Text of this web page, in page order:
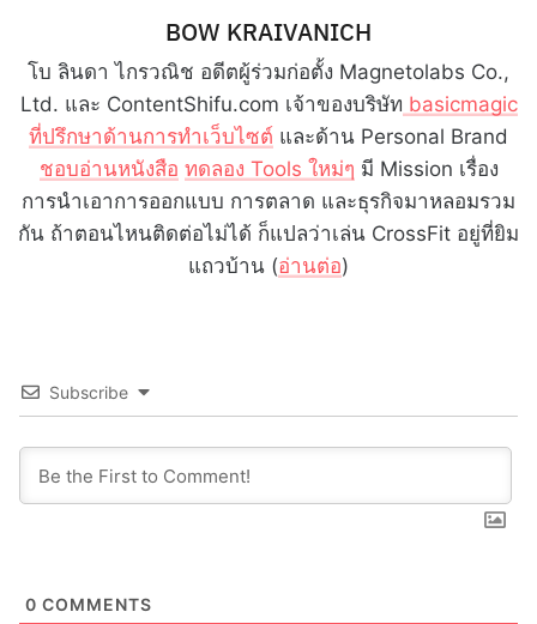
BOW KRAIVANICH
โบ ลินดา ไกรวณิช อดีตผู้ร่วมก่อตั้ง Magnetolabs Co.,
Ltd. และ ContentShifu.com เจ้าของบริษัท basicmagic
ที่ปรึกษาด้านการทำเว็บไซต์ และด้าน Personal Brand
ชอบอ่านหนังสือ ทดลอง Tools ใหม่ๆ มี Mission เรื่อง
การนำเอาการออกแบบ การตลาด และธุรกิจมาหลอมรวม
กัน ถ้าตอนไหนติดต่อไม่ได้ ก็แปลว่าเล่น CrossFit อยู่ที่ยิม
แถวบ้าน (อ่านต่อ)
Subscribe
0 COMMENTS